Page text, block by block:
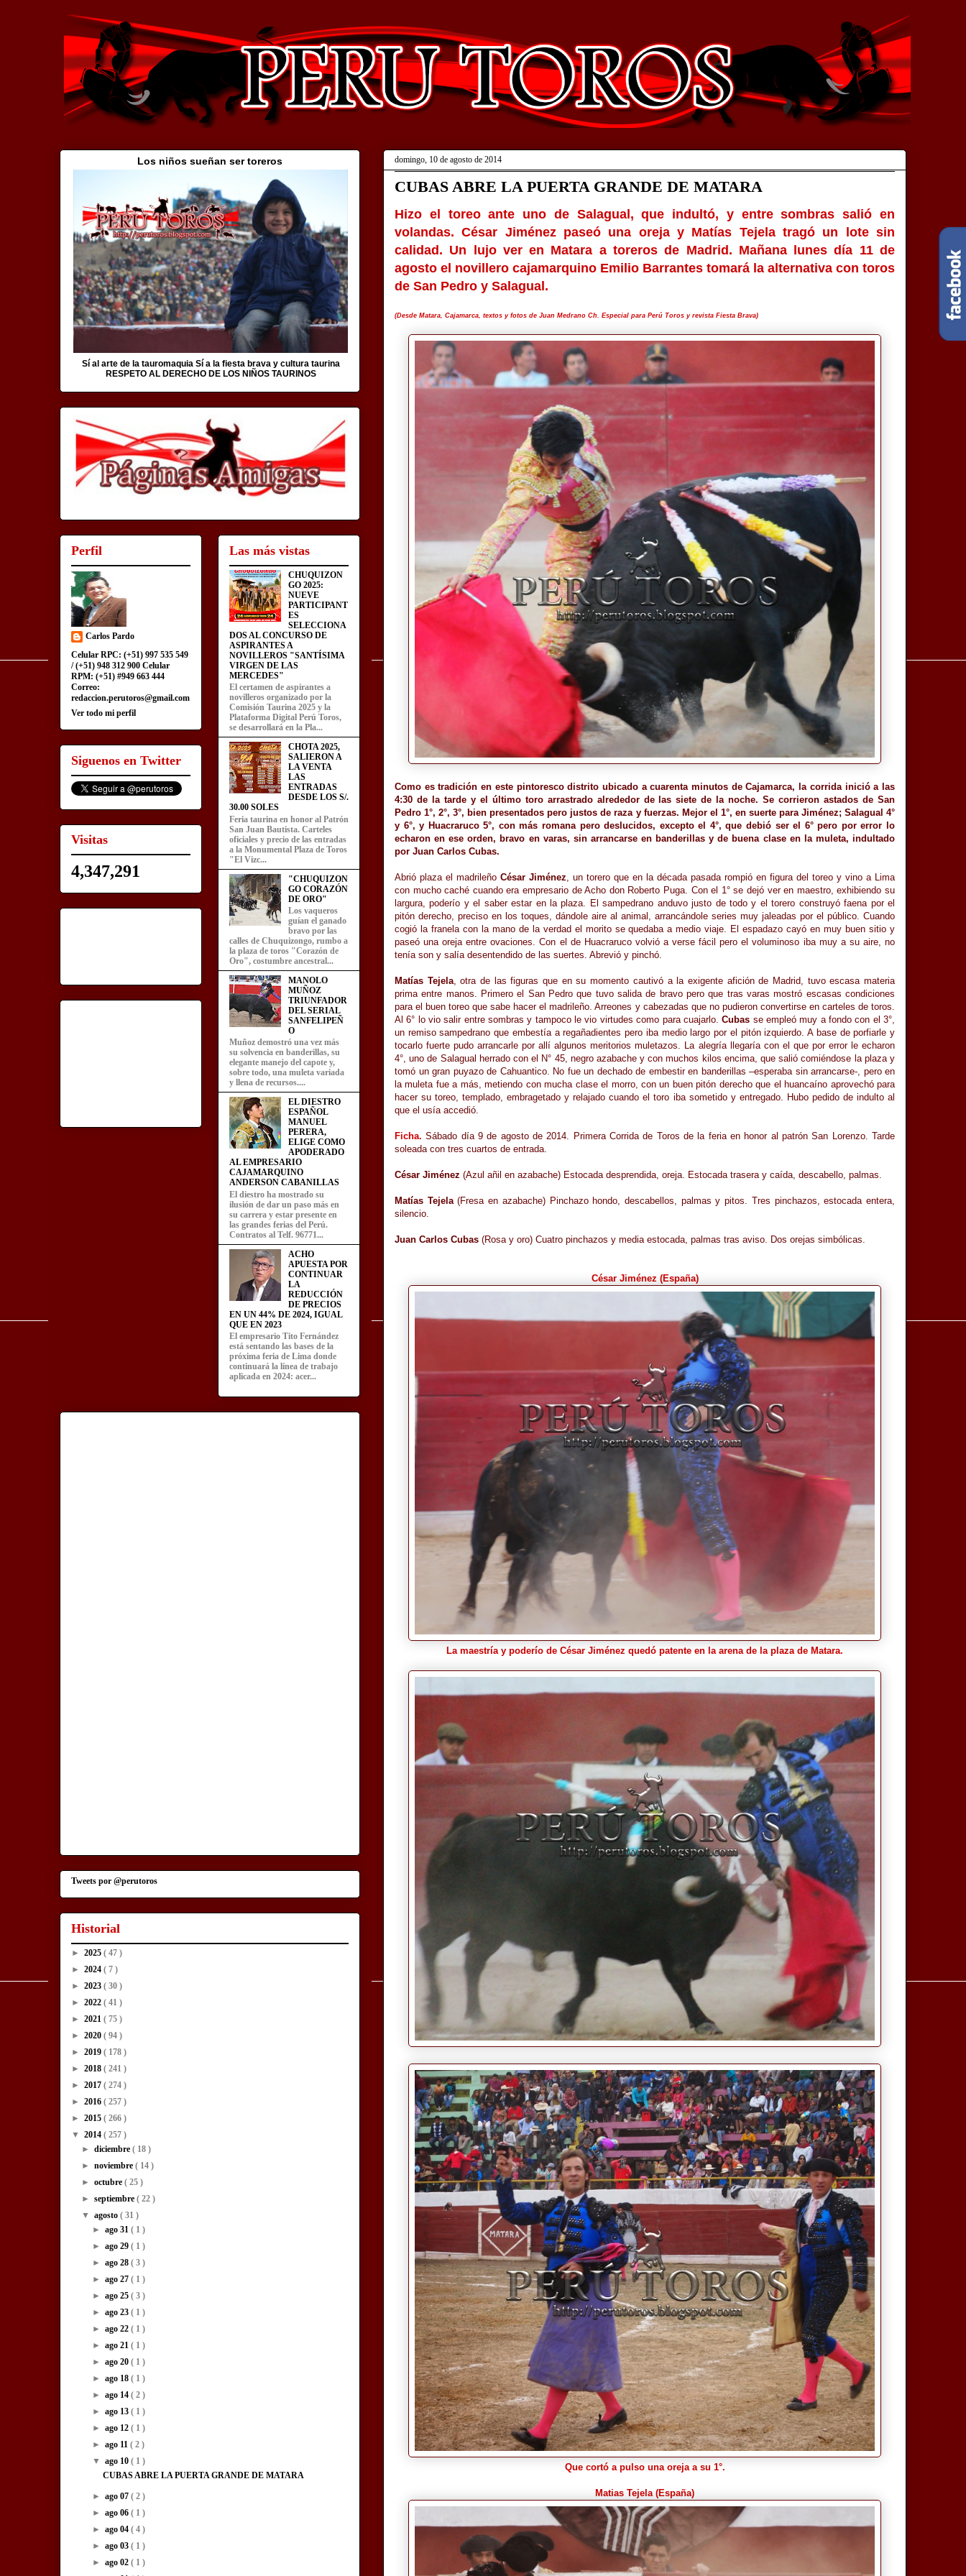
domingo, 10 de agosto de 2014
CUBAS ABRE LA PUERTA GRANDE DE MATARA
Hizo el toreo ante uno de Salagual, que indultó, y entre sombras salió en
volandas. César Jiménez paseó una oreja y Matías Tejela tragó un lote sin
calidad. Un lujo ver en Matara a toreros de Madrid. Mañana lunes día 11 de
agosto el novillero cajamarquino Emilio Barrantes tomará la alternativa con toros
de San Pedro y Salagual.
(Desde Matara, Cajamarca, textos y fotos de Juan Medrano Ch. Especial para Perú Toros y revista Fiesta Brava)
Como es tradición en este pintoresco distrito ubicado a cuarenta minutos de Cajamarca, la corrida inició a las
4:30 de la tarde y el último toro arrastrado alrededor de las siete de la noche. Se corrieron astados de San
Pedro 1°, 2°, 3°, bien presentados pero justos de raza y fuerzas. Mejor el 1°, en suerte para Jiménez; Salagual 4°
y 6°, y Huacraruco 5°, con más romana pero deslucidos, excepto el 4°, que debió ser el 6° pero por error lo
echaron en ese orden, bravo en varas, sin arrancarse en banderillas y de buena clase en la muleta, indultado
por Juan Carlos Cubas.
Abrió plaza el madrileño César Jiménez, un torero que en la década pasada rompió en figura del toreo y vino a Lima
con mucho caché cuando era empresario de Acho don Roberto Puga. Con el 1° se dejó ver en maestro, exhibiendo su
largura, poderío y el saber estar en la plaza. El sampedrano anduvo justo de todo y el torero construyó faena por el
pitón derecho, preciso en los toques, dándole aire al animal, arrancándole series muy jaleadas por el público. Cuando
cogió la franela con la mano de la verdad el morito se quedaba a medio viaje. El espadazo cayó en muy buen sitio y
paseó una oreja entre ovaciones. Con el de Huacraruco volvió a verse fácil pero el voluminoso iba muy a su aire, no
tenía son y salía desentendido de las suertes. Abrevió y pinchó.
Matías Tejela, otra de las figuras que en su momento cautivó a la exigente afición de Madrid, tuvo escasa materia
prima entre manos. Primero el San Pedro que tuvo salida de bravo pero que tras varas mostró escasas condiciones
para el buen toreo que sabe hacer el madrileño. Arreones y cabezadas que no pudieron convertirse en carteles de toros.
Al 6° lo vio salir entre sombras y tampoco le vio virtudes como para cuajarlo.Cubas se empleó muy a fondo con el 3°,
un remiso sampedrano que embestía a regañadientes pero iba medio largo por el pitón izquierdo. A base de porfiarle y
tocarlo fuerte pudo arrancarle por allí algunos meritorios muletazos. La alegría llegaría con el que por error le echaron
4°, uno de Salagual herrado con el N° 45, negro azabache y con muchos kilos encima, que salió comiéndose la plaza y
tomó un gran puyazo de Cahuantico. No fue un dechado de embestir en banderillas –esperaba sin arrancarse-, pero en
la muleta fue a más, metiendo con mucha clase el morro, con un buen pitón derecho que el huancaíno aprovechó para
hacer su toreo, templado, embragetado y relajado cuando el toro iba sometido y entregado. Hubo pedido de indulto al
que el usía accedió.
Ficha. Sábado día 9 de agosto de 2014. Primera Corrida de Toros de la feria en honor al patrón San Lorenzo. Tarde
soleada con tres cuartos de entrada.
César Jiménez (Azul añil en azabache) Estocada desprendida, oreja. Estocada trasera y caída, descabello, palmas.
Matías Tejela(Fresa en azabache) Pinchazo hondo, descabellos, palmas y pitos. Tres pinchazos, estocada entera,
silencio.
Juan Carlos Cubas (Rosa y oro) Cuatro pinchazos y media estocada, palmas tras aviso. Dos orejas simbólicas.
César Jiménez (España)
La maestría y poderío de César Jiménez quedó patente en la arena de la plaza de Matara.
Que cortó a pulso una oreja a su 1°.
Matias Tejela (España)
Los niños sueñan ser toreros
Sí al arte de la tauromaquia Sí a la fiesta brava y cultura taurina
RESPETO AL DERECHO DE LOS NIÑOS TAURINOS
Perfil
Carlos Pardo
Celular RPC: (+51) 997 535 549
/ (+51) 948 312 900 Celular
RPM: (+51) #949 663 444
Correo:
redaccion.perutoros@gmail.com
Ver todo mi perfil
Siguenos en Twitter
Visitas
4,347,291
Las más vistas
CHUQUIZON
GO 2025:
NUEVE
PARTICIPANT
ES
SELECCIONA
DOS AL CONCURSO DE
ASPIRANTES A
NOVILLEROS "SANTÍSIMA
VIRGEN DE LAS
MERCEDES"
El certamen de aspirantes a
novilleros organizado por la
Comisión Taurina 2025 y la
Plataforma Digital Perú Toros,
se desarrollará en la Pla...
CHOTA 2025,
SALIERON A
LA VENTA
LAS
ENTRADAS
DESDE LOS S/.
30.00 SOLES
Feria taurina en honor al Patrón
San Juan Bautista. Carteles
oficiales y precio de las entradas
a la Monumental Plaza de Toros
"El Vizc...
"CHUQUIZON
GO CORAZÓN
DE ORO"
Los vaqueros
guían el ganado
bravo por las
calles de Chuquizongo, rumbo a
la plaza de toros "Corazón de
Oro", costumbre ancestral...
MANOLO
MUÑOZ
TRIUNFADOR
DEL SERIAL
SANFELIPEÑ
O
Muñoz demostró una vez más
su solvencia en banderillas, su
elegante manejo del capote y,
sobre todo, una muleta variada
y llena de recursos....
EL DIESTRO
ESPAÑOL
MANUEL
PERERA,
ELIGE COMO
APODERADO
AL EMPRESARIO
CAJAMARQUINO
ANDERSON CABANILLAS
El diestro ha mostrado su
ilusión de dar un paso más en
su carrera y estar presente en
las grandes ferias del Perú.
Contratos al Telf. 96771...
ACHO
APUESTA POR
CONTINUAR
LA
REDUCCIÓN
DE PRECIOS
EN UN 44% DE 2024, IGUAL
QUE EN 2023
El empresario Tito Fernández
está sentando las bases de la
próxima feria de Lima donde
continuará la línea de trabajo
aplicada en 2024: acer...
Tweets por @perutoros
Historial
► 2025 ( 47 )
► 2024 ( 7 )
► 2023 ( 30 )
► 2022 ( 41 )
► 2021 ( 75 )
► 2020 ( 94 )
► 2019 ( 178 )
► 2018 ( 241 )
► 2017 ( 274 )
► 2016 ( 257 )
► 2015 ( 266 )
▼ 2014 ( 257 )
►diciembre( 18 )
►noviembre( 14 )
►octubre( 25 )
►septiembre( 22 )
▼agosto( 31 )
► ago 31 ( 1 )
► ago 29 ( 1 )
► ago 28 ( 3 )
► ago 27 ( 1 )
► ago 25 ( 3 )
► ago 23 ( 1 )
► ago 22 ( 1 )
► ago 21 ( 1 )
► ago 20 ( 1 )
► ago 18 ( 1 )
► ago 14 ( 2 )
► ago 13 ( 1 )
► ago 12 ( 1 )
► ago 11 ( 2 )
▼ ago 10 ( 1 )
CUBAS ABRE LA PUERTA GRANDE DE MATARA
► ago 07 ( 2 )
► ago 06 ( 1 )
► ago 04 ( 4 )
► ago 03 ( 1 )
► ago 02 ( 1 )